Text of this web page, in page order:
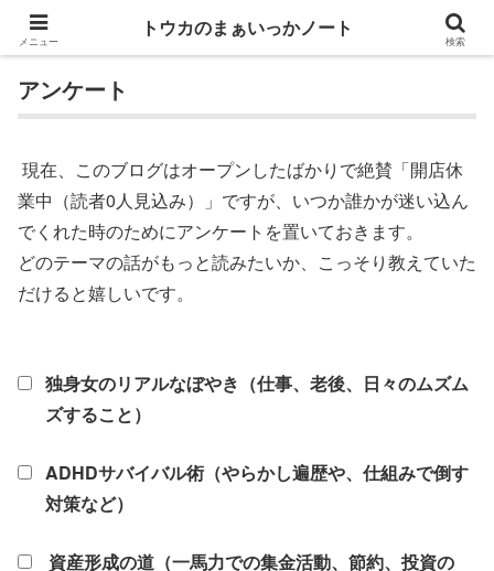
アンケート
現在、このブログはオープンしたばかりで絶賛「開店休
業中（読者0人見込み）」ですが、いつか誰かが迷い込ん
でくれた時のためにアンケートを置いておきます。
どのテーマの話がもっと読みたいか、こっそり教えていた
だけると嬉しいです。
独身女のリアルなぼやき（仕事、老後、日々のムズム
ズすること）
ADHDサバイバル術（やらかし遍歴や、仕組みで倒す
対策など）
資産形成の道（一馬力での集金活動、節約、投資の
メニュー
トウカのまぁいっかノート
検索